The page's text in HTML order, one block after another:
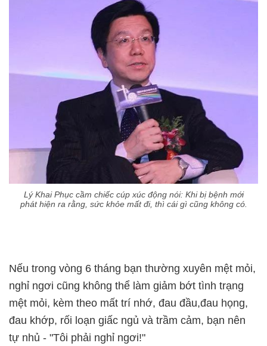
Lý Khai Phục cầm chiếc cúp xúc động nói: Khi bị bệnh mới
phát hiện ra rằng, sức khỏe mất đi, thì cái gì cũng không có.
Nếu trong vòng 6 tháng bạn thường xuyên mệt mỏi,
nghỉ ngơi cũng không thể làm giảm bớt tình trạng
mệt mỏi, kèm theo mất trí nhớ, đau đầu,đau họng,
đau khớp, rối loạn giấc ngủ và trầm cảm, bạn nên
tự nhủ - "Tôi phải nghỉ ngơi!"